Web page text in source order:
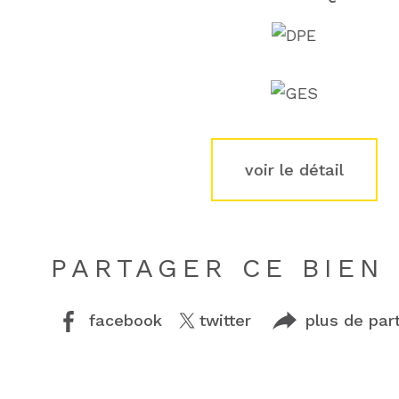
voir le détail
PARTAGER CE BIEN
facebook twitter plus de